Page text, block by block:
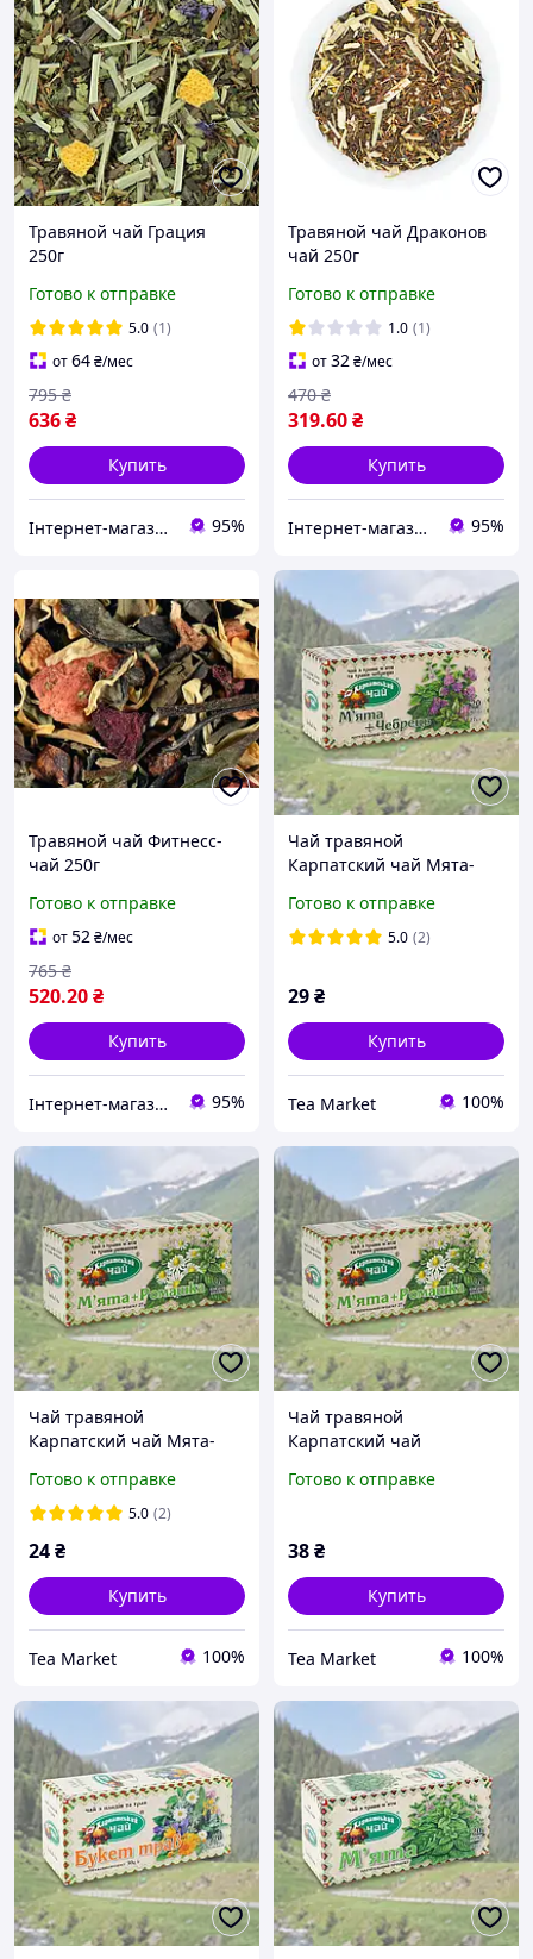
Травяной чай Грация
250г
Готово к отправке
5.0 (1)
от64₴/мес
636₴
795 ₴
Купить
Інтернет-магазин Megusta 95%
Травяной чай Драконов
чай 250г
Готово к отправке
1.0 (1)
от32₴/мес
319.60₴
470 ₴
Купить
Інтернет-магазин Megusta 95%
Травяной чай Фитнесс-
чай 250г
Готово к отправке
от52₴/мес
520.20₴
765 ₴
Купить
Інтернет-магазин Megusta 95%
Чай травяной
Карпатский чай Мята-
(4820024213158)
Готово к отправке
5.0 (2)
29₴
Купить
Tea Market 100%
Чай травяной
Карпатский чай Мята-
(4820024212946)
Готово к отправке
5.0 (2)
24₴
Купить
Tea Market 100%
Чай травяной
Карпатский чай
пакетиков
Готово к отправке
38₴
Купить
Tea Market 100%